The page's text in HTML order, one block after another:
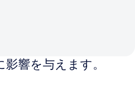
響を与えます。